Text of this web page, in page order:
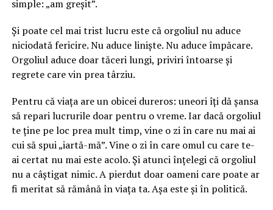
simple: „am greșit”.
Și poate cel mai trist lucru este că orgoliul nu aduce
niciodată fericire. Nu aduce liniște. Nu aduce împăcare.
Orgoliul aduce doar tăceri lungi, priviri întoarse și
regrete care vin prea târziu.
Pentru că viața are un obicei dureros: uneori îți dă șansa
să repari lucrurile doar pentru o vreme. Iar dacă orgoliul
te ține pe loc prea mult timp, vine o zi în care nu mai ai
cui să spui „iartă-mă”. Vine o zi în care omul cu care te-
ai certat nu mai este acolo. Și atunci înțelegi că orgoliul
nu a câștigat nimic. A pierdut doar oameni care poate ar
fi meritat să rămână în viața ta. Așa este și în politică.